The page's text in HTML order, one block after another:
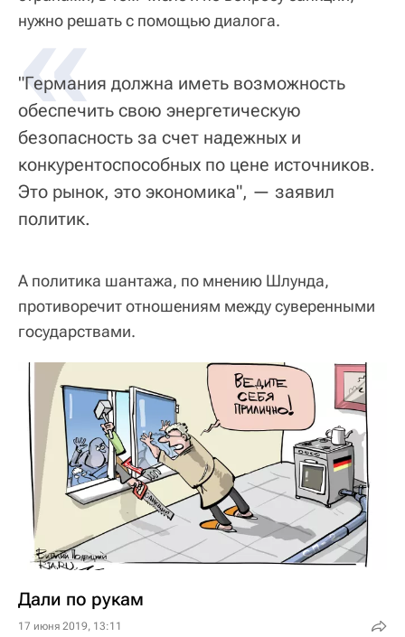
нужно решать с помощью диалога.
«
"Германия должна иметь возможность
обеспечить свою энергетическую
безопасность за счет надежных и
конкурентоспособных по цене источников.
Это рынок, это экономика", — заявил
политик.
А политика шантажа, по мнению Шлунда,
противоречит отношениям между суверенными
государствами.
Дали по рукам
17 июня 2019, 13:11